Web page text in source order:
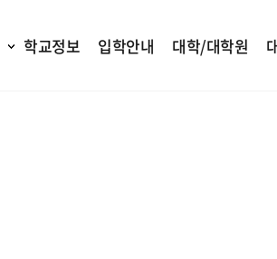
학교정보 입학안내 대학/대학원